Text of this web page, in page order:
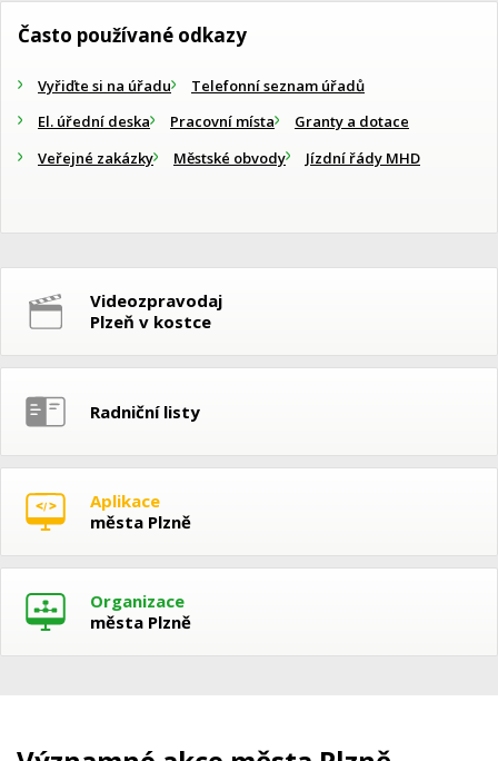
Často používané odkazy
Vyřiďte si na úřadu
Telefonní seznam úřadů
El. úřední deska
Pracovní místa
Granty a dotace
Veřejné zakázky
Městské obvody Jízdní řády MHD
Videozpravodaj
Plzeň v kostce
Radniční listy
Aplikace
města Plzně
Organizace
města Plzně